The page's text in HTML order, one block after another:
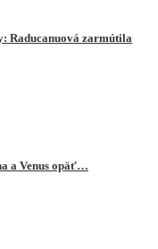
Raducanuová zarmútila
a Venus opäť…